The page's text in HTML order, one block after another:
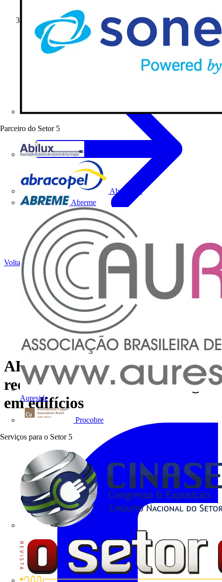
Parceiro do Setor 5
Abracopel
Abreme
Aureside
Procobre
Serviços para o Setor 5
Soluções
Voltar para Notícias
ABB - Tecnologias que
reduzem o consumo de energia
em edifícios